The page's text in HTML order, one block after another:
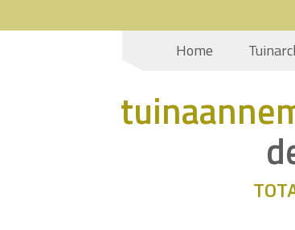
Home